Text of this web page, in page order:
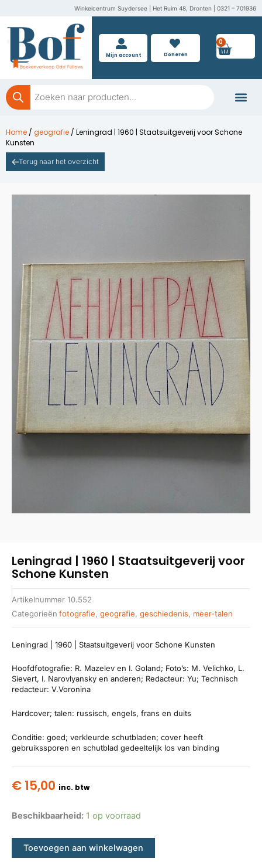
inhoud
Winkelcentrum Suydersee | Het Ruim 48, Dronten | 0321 – 701936
Mijn account Doneren
0
Producten
zoeken
Home / geografie / Leningrad | 1960 | Staatsuitgeverij voor Schone
Kunsten
Terug naar het overzicht
Leningrad | 1960 | Staatsuitgeverij voor
Schone Kunsten
Artikelnummer 10.552
Categorieën fotografie geografie geschiedenis meer-talen
Leningrad | 1960 | Staatsuitgeverij voor Schone Kunsten
Hoofdfotografie: R. Mazelev en I. Goland; Foto’s: M. Velichko, L.
Sievert, I. Narovlyansky en anderen; Redacteur: Yu; Technisch
redacteur: V.Voronina
Hardcover; talen: russisch, engels, frans en duits
Conditie: goed; verkleurde schutbladen; cover heeft
gebruikssporen en schutblad gedeeltelijk los van binding
€ 15,00 inc. btw
Beschikbaarheid: 1 op voorraad
Toevoegen aan winkelwagen